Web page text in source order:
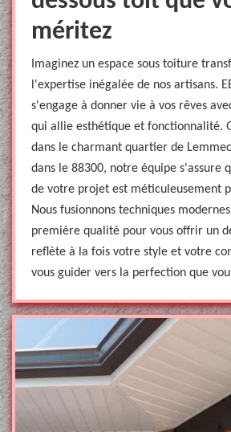
méritez
Imaginez un espace sous toiture
l'expertise inégalée de nos artisans.
s'engage à donner vie à vos rêves
qui allie esthétique et fonctionnalité.
dans le charmant quartier de
dans le 88300, notre équipe s'assure
de votre projet est méticuleusement
Nous fusionnons techniques
première qualité pour vous offrir un
reflète à la fois votre style et votre
vous guider vers la perfection que